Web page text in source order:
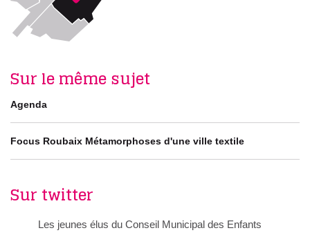
Sur le même sujet
Agenda
Focus Roubaix Métamorphoses d'une ville textile
Sur twitter
Les jeunes élus du Conseil Municipal des Enfants